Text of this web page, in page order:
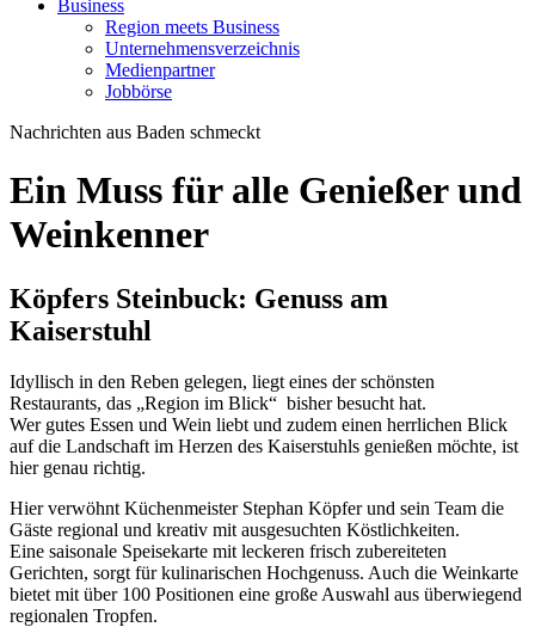
Business
Region meets Business
Unternehmensverzeichnis
Medienpartner
Jobbörse
Nachrichten aus Baden schmeckt
Ein Muss für alle Genießer und
Weinkenner
Köpfers Steinbuck: Genuss am
Kaiserstuhl
Idyllisch in den Reben gelegen, liegt eines der schönsten
Restaurants, das „Region im Blick“ bisher besucht hat.
Wer gutes Essen und Wein liebt und zudem einen herrlichen Blick
auf die Landschaft im Herzen des Kaiserstuhls genießen möchte, ist
hier genau richtig.
Hier verwöhnt Küchenmeister Stephan Köpfer und sein Team die
Gäste regional und kreativ mit ausgesuchten Köstlichkeiten.
Eine saisonale Speisekarte mit leckeren frisch zubereiteten
Gerichten, sorgt für kulinarischen Hochgenuss. Auch die Weinkarte
bietet mit über 100 Positionen eine große Auswahl aus überwiegend
regionalen Tropfen.